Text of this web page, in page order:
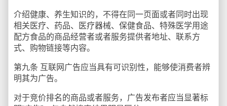
介绍健康、养生知识的，不得在同一页面或者同时出现
相关医疗、药品、医疗器械、保健食品、特殊医学用途
配方食品的商品经营者或者服务提供者地址、联系方
式、购物链接等内容。
第九条 互联网广告应当具有可识别性，能够使消费者辨
明其为广告。
对于竞价排名的商品或者服务，广告发布者应当显著标